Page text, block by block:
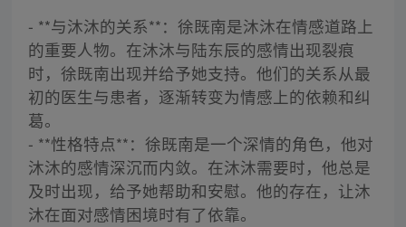
- **与沐沐的关系**：徐既南是沐沐在情感道路上
的重要人物。在沐沐与陆东辰的感情出现裂痕
时，徐既南出现并给予她支持。他们的关系从最
初的医生与患者，逐渐转变为情感上的依赖和纠
葛。
- **性格特点**：徐既南是一个深情的角色，他对
沐沐的感情深沉而内敛。在沐沐需要时，他总是
及时出现，给予她帮助和安慰。他的存在，让沐
沐在面对感情困境时有了依靠。